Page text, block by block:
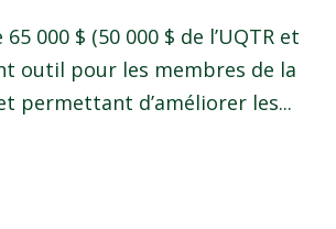
000 $ (50 000 $ de l’UQTR et
outil pour les membres de la
permettant d’améliorer les...